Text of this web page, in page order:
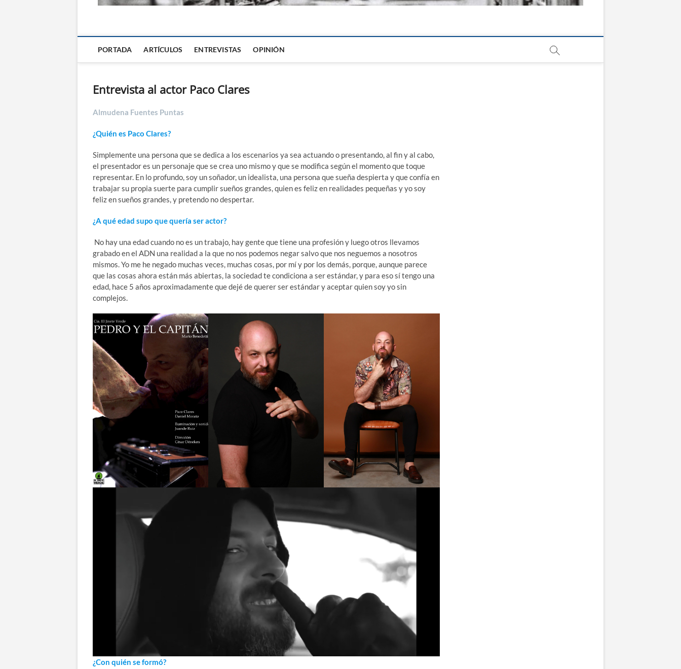
PORTADA ARTÍCULOS ENTREVISTAS OPINIÓN
Entrevista al actor Paco Clares
Almudena Fuentes Puntas
¿Quién es Paco Clares?
Simplemente una persona que se dedica a los escenarios ya sea actuando o presentando, al fin y al cabo,
el presentador es un personaje que se crea uno mismo y que se modifica según el momento que toque
representar. En lo profundo, soy un soñador, un idealista, una persona que sueña despierta y que confía en
trabajar su propia suerte para cumplir sueños grandes, quien es feliz en realidades pequeñas y yo soy
feliz en sueños grandes, y pretendo no despertar.
¿A qué edad supo que quería ser actor?
No hay una edad cuando no es un trabajo, hay gente que tiene una profesión y luego otros llevamos
grabado en el ADN una realidad a la que no nos podemos negar salvo que nos neguemos a nosotros
mismos. Yo me he negado muchas veces, muchas cosas, por mí y por los demás, porque, aunque parece
que las cosas ahora están más abiertas, la sociedad te condiciona a ser estándar, y para eso sí tengo una
edad, hace 5 años aproximadamente que dejé de querer ser estándar y aceptar quien soy yo sin
complejos.
¿Con quién se formó?